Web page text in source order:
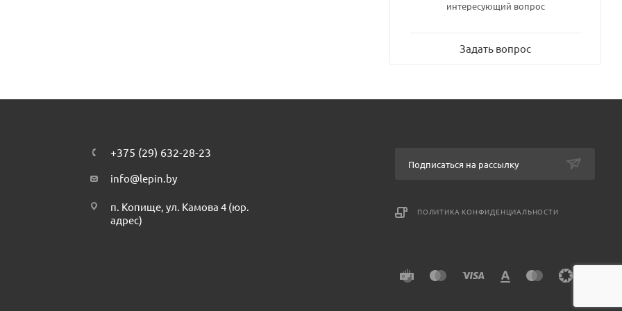
имитирующих языки пламени
интересующий вопрос
Задать вопрос
+375 (29) 632-28-23
info@lepin.by
п. Копище, ул. Камова 4 (юр.
адрес)
Подписаться на рассылку
ПОЛИТИКА КОНФИДЕНЦИАЛЬНОСТИ